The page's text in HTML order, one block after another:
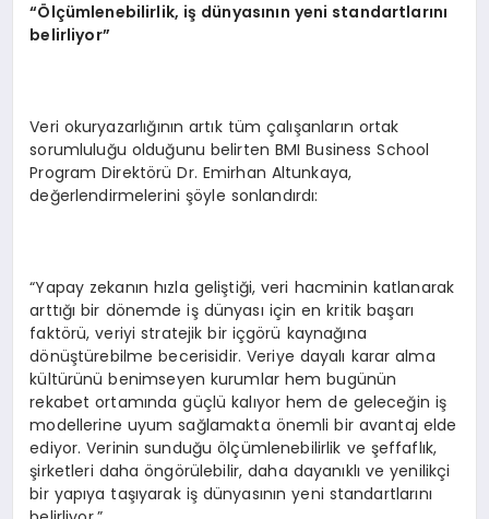
“Ölçümlenebilirlik, iş dünyasının yeni standartlarını
belirliyor”
Veri okuryazarlığının artık tüm çalışanların ortak
sorumluluğu olduğunu belirten BMI Business School
Program Direktörü Dr. Emirhan Altunkaya,
değerlendirmelerini şöyle sonlandırdı:
“Yapay zekanın hızla geliştiği, veri hacminin katlanarak
arttığı bir dönemde iş dünyası için en kritik başarı
faktörü, veriyi stratejik bir içgörü kaynağına
dönüştürebilme becerisidir. Veriye dayalı karar alma
kültürünü benimseyen kurumlar hem bugünün
rekabet ortamında güçlü kalıyor hem de geleceğin iş
modellerine uyum sağlamakta önemli bir avantaj elde
ediyor. Verinin sunduğu ölçümlenebilirlik ve şeffaflık,
şirketleri daha öngörülebilir, daha dayanıklı ve yenilikçi
bir yapıya taşıyarak iş dünyasının yeni standartlarını